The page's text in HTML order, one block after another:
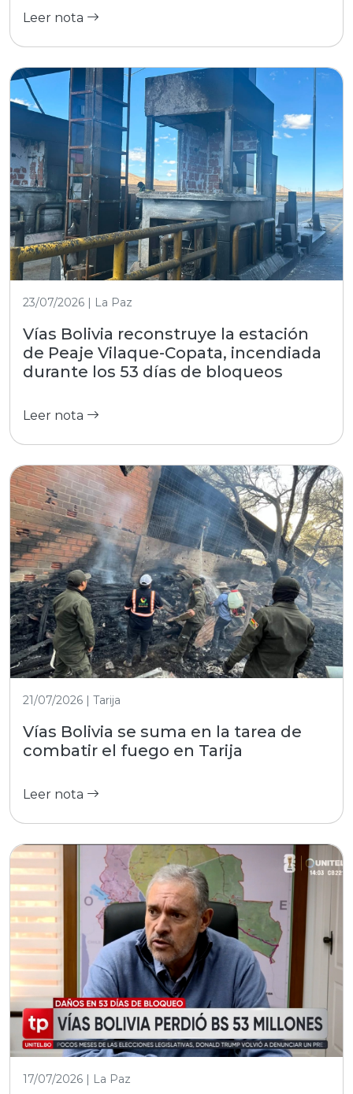
Leer nota
23/07/2026 | La Paz
Vías Bolivia reconstruye la estación
de Peaje Vilaque-Copata, incendiada
durante los 53 días de bloqueos
Leer nota
21/07/2026 | Tarija
Vías Bolivia se suma en la tarea de
combatir el fuego en Tarija
Leer nota
17/07/2026 | La Paz